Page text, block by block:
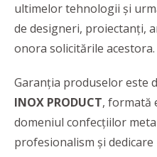
ultimelor tehnologii și
de designeri, proiectanți,
onora solicitările acestora.
Garanția produselor este
INOX PRODUCT, formată
domeniul confecțiilor
profesionalism şi